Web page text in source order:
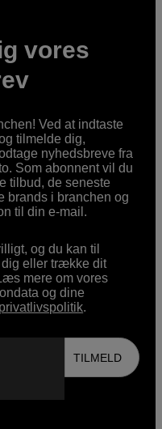
vores
Ved at indtaste
tilmelde dig,
nyhedsbreve fra
Som abonnent vil du
tilbud, de seneste
brands i branchen og
til din e-mail.
og du kan til
eller trække dit
mere om vores
og dine
.
TILMELD